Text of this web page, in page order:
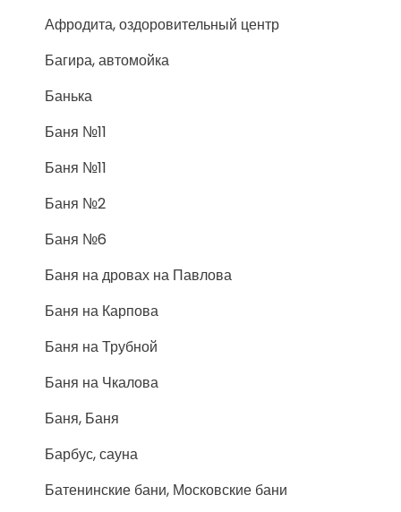
Афродита, оздоровительный центр
Багира, автомойка
Банька
Баня №11
Баня №11
Баня №2
Баня №6
Баня на дровах на Павлова
Баня на Карпова
Баня на Трубной
Баня на Чкалова
Баня, Баня
Барбус, сауна
Батенинские бани, Московские бани